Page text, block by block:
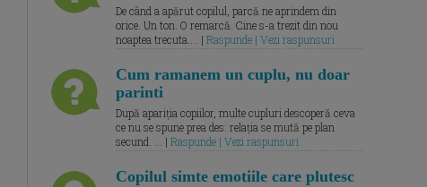
De când a apărut copilul, parcă ne aprindem din
orice. Un ton. O remarcă. Cine s-a trezit din nou
noaptea trecuta.... | Raspunde | Vezi raspunsuri
Cum ramanem un cuplu, nu doar
parinti
După apariția copiilor, multe cupluri descoperă ceva
ce nu se spune prea des: relația se mută pe plan
secund. ... | Raspunde | Vezi raspunsuri
Copilul simte emotiile care plutesc